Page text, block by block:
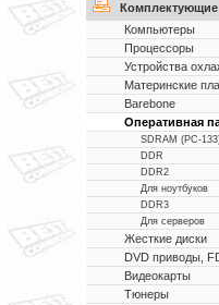
Комплектующие
Компьютеры
Процессоры
Устройства
Материнские
Barebone
Оперативная
SDRAM (PC-
DDR
DDR2
Для ноутбуков
DDR3
Для серверов
Жесткие диски
DVD приводы,
Видеокарты
Тюнеры